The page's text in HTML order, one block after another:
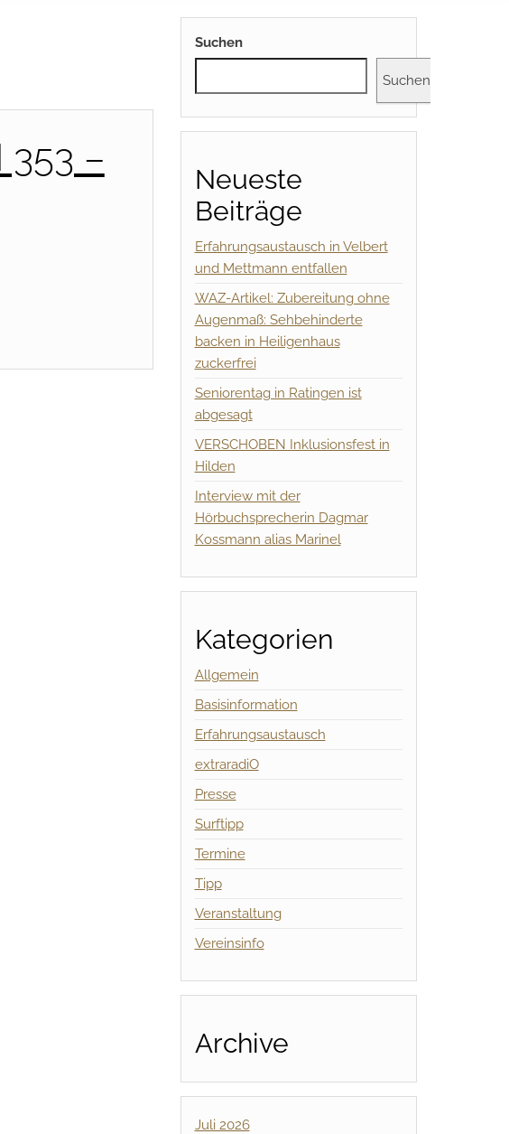
–
Suchen
Suchen
Neueste
Beiträge
Erfahrungsaustausch in Velbert
und Mettmann entfallen
WAZ-Artikel: Zubereitung ohne
Augenmaß: Sehbehinderte
backen in Heiligenhaus
zuckerfrei
Seniorentag in Ratingen ist
abgesagt
VERSCHOBEN Inklusionsfest in
Hilden
Interview mit der
Hörbuchsprecherin Dagmar
Kossmann alias Marinel
Kategorien
Allgemein
Basisinformation
Erfahrungsaustausch
extraradiO
Presse
Surftipp
Termine
Tipp
Veranstaltung
Vereinsinfo
Archive
Juli 2026